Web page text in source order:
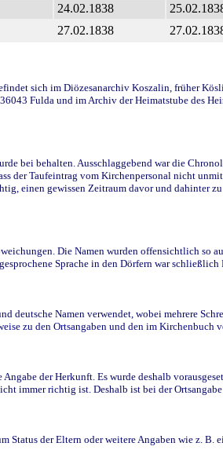
24.02.1838
27.02.1838
sich im Diözesanarchiv Koszalin, früher
Fulda und im Archiv der Heimatstube des
bei behalten. Ausschlaggebend war die
der Taufeintrag vom Kirchenpersonal nicht
einen gewissen Zeitraum davor und dahinter
Die Namen wurden offensichtlich so
Sprache in den Dörfern war
deutsche Namen verwendet, wobei mehrere
zu den Ortsangaben und den im Kirchenbuch
der Herkunft. Es wurde deshalb
immer richtig ist. Deshalb ist bei der
der Eltern oder weitere Angaben wie z. B.